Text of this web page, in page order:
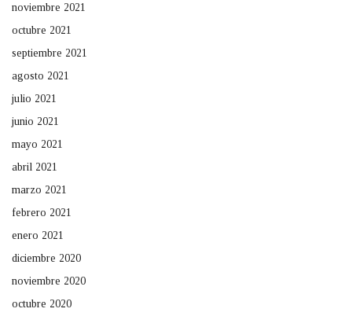
noviembre 2021
octubre 2021
septiembre 2021
agosto 2021
julio 2021
junio 2021
mayo 2021
abril 2021
marzo 2021
febrero 2021
enero 2021
diciembre 2020
noviembre 2020
octubre 2020